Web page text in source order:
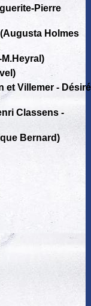
Pierre
(Augusta Holmes
et Villemer - Désiré
Classens -
Bernard)